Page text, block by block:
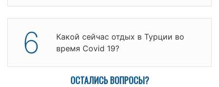
6
Какой сейчас отдых в Турции во
время Covid 19?
ОСТАЛИСЬ ВОПРОСЫ?